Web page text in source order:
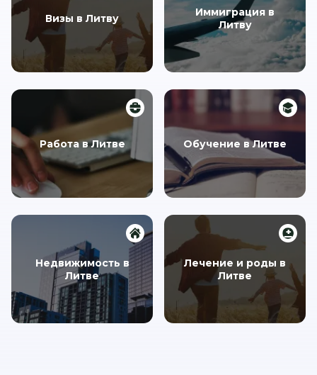
Визы в Литву
Иммиграция в
Литву
Работа в Литве Обучение в Литве
Недвижимость в
Литве
Лечение и роды в
Литве